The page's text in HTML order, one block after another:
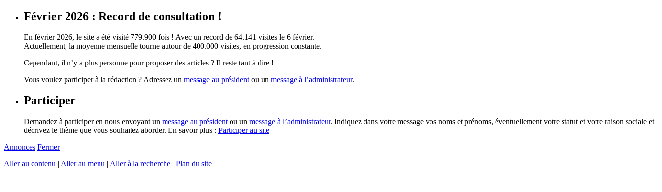
Février 2026 : Record de consultation !
En février 2026, le site a été visité 779.900 fois ! Avec un record de 64.141 visites le 6 février.
Actuellement, la moyenne mensuelle tourne autour de 400.000 visites, en progression constante.
Cependant, il n’y a plus personne pour proposer des articles ? Il reste tant à dire !
Vous voulez participer à la rédaction ? Adressez un message au président ou un message à l’administrateur.
Participer
Demandez à participer en nous envoyant un message au président ou un message à l’administrateur. Indiquez dans votre message vos noms et prénoms, éventuellement votre statut et votre raison sociale et
décrivez le thème que vous souhaitez aborder. En savoir plus : Participer au site
Annonces Fermer
Aller au contenu | Aller au menu | Aller à la recherche | Plan du site